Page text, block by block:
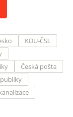
KDU-ČSL
Česká pošta